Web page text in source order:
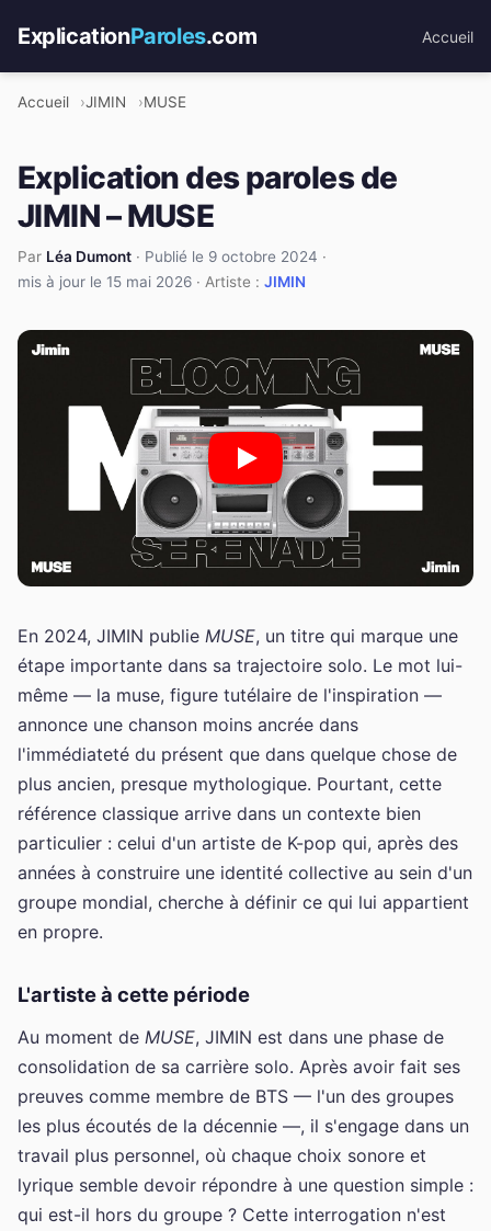
ExplicationParoles.com Accueil
Accueil JIMIN MUSE
Explication des paroles de
JIMIN – MUSE
Par Léa Dumont · Publié le 9 octobre 2024 ·
mis à jour le 15 mai 2026 · Artiste : JIMIN
En 2024, JIMIN publie MUSE, un titre qui marque une
étape importante dans sa trajectoire solo. Le mot lui-
même — la muse, figure tutélaire de l'inspiration —
annonce une chanson moins ancrée dans
l'immédiateté du présent que dans quelque chose de
plus ancien, presque mythologique. Pourtant, cette
référence classique arrive dans un contexte bien
particulier : celui d'un artiste de K-pop qui, après des
années à construire une identité collective au sein d'un
groupe mondial, cherche à définir ce qui lui appartient
en propre.
L'artiste à cette période
Au moment de MUSE, JIMIN est dans une phase de
consolidation de sa carrière solo. Après avoir fait ses
preuves comme membre de BTS — l'un des groupes
les plus écoutés de la décennie —, il s'engage dans un
travail plus personnel, où chaque choix sonore et
lyrique semble devoir répondre à une question simple :
qui est-il hors du groupe ? Cette interrogation n'est